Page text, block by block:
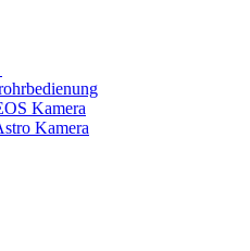
Kamera
Kamera